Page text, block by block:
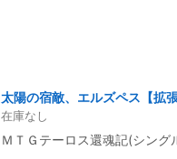
太陽の宿敵、エルズペス【拡張
在庫なし
ＭＴＧテーロス還魂記(シング